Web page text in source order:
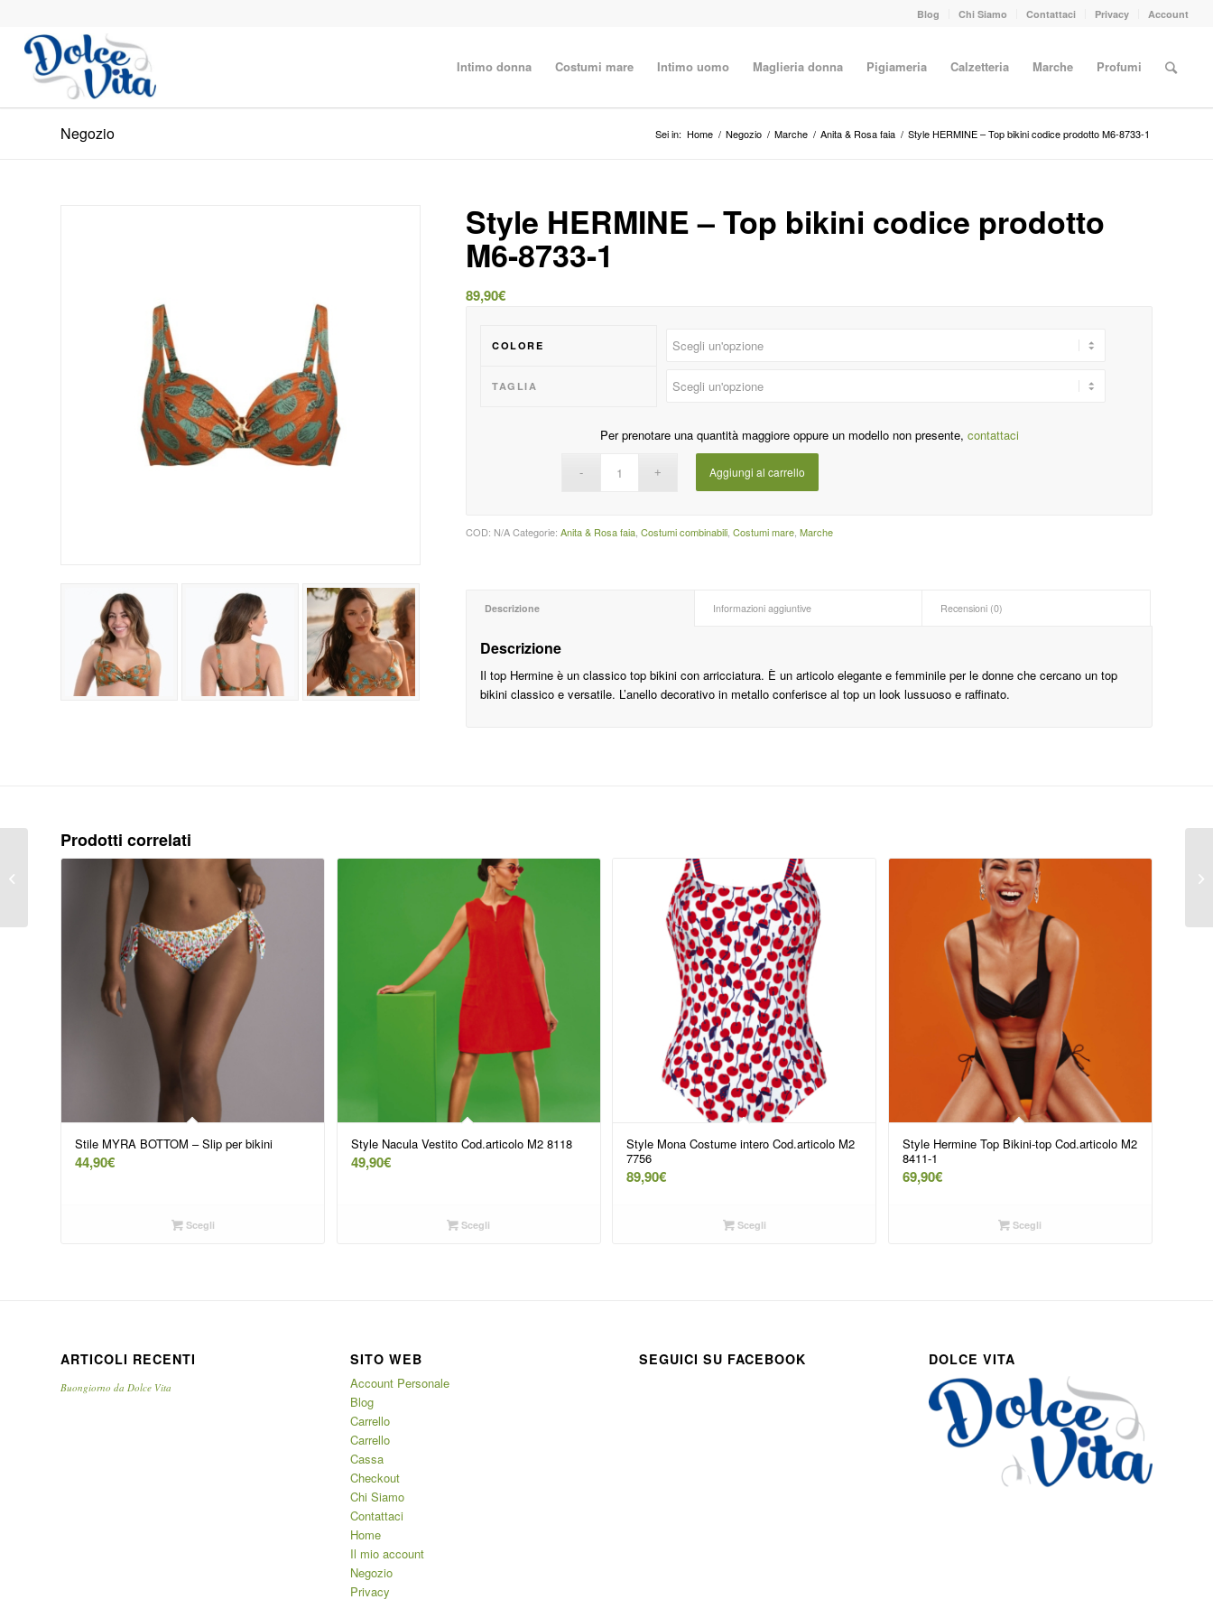
Blog Chi Siamo Contattaci Privacy Account
Intimo donna Costumi mare Intimo uomo Maglieria donna Pigiameria Calzetteria Marche Profumi
Negozio Sei in: Home / Negozio / Marche / Anita & Rosa faia / Style HERMINE – Top bikini codice prodotto M6-8733-1
Style HERMINE – Top bikini codice prodotto
M6-8733-1
89,90€
COLORE
TAGLIA
Per prenotare una quantità maggiore oppure un modello non presente, contattaci
Aggiungi al carrello
COD: N/A Categorie:Anita & Rosa faia ,Costumi combinabili ,Costumi mare ,Marche
Descrizione Informazioni aggiuntive Recensioni (0)
Descrizione
Il top Hermine è un classico top bikini con arricciatura. È un articolo elegante e femminile per le donne che cercano un top
bikini classico e versatile. L’anello decorativo in metallo conferisce al top un look lussuoso e raffinato.
Prodotti correlati
Stile MYRA BOTTOM – Slip per bikini
44,90€
Scegli
Style Nacula Vestito Cod.articolo M2 8118
49,90€
Scegli
Style Mona Costume intero Cod.articolo M2
7756
89,90€
Scegli
Style Hermine Top Bikini-top Cod.articolo M2
8411-1
69,90€
Scegli
ARTICOLI RECENTI
Buongiorno da Dolce Vita
SITO WEB
Account Personale
Blog
Carrello
Carrello
Cassa
Checkout
Chi Siamo
Contattaci
Home
Il mio account
Negozio
Privacy
SEGUICI SU FACEBOOK DOLCE VITA
Stile MERA BOTTOM –
Slip bikini codice
prodotto M6-8733-0